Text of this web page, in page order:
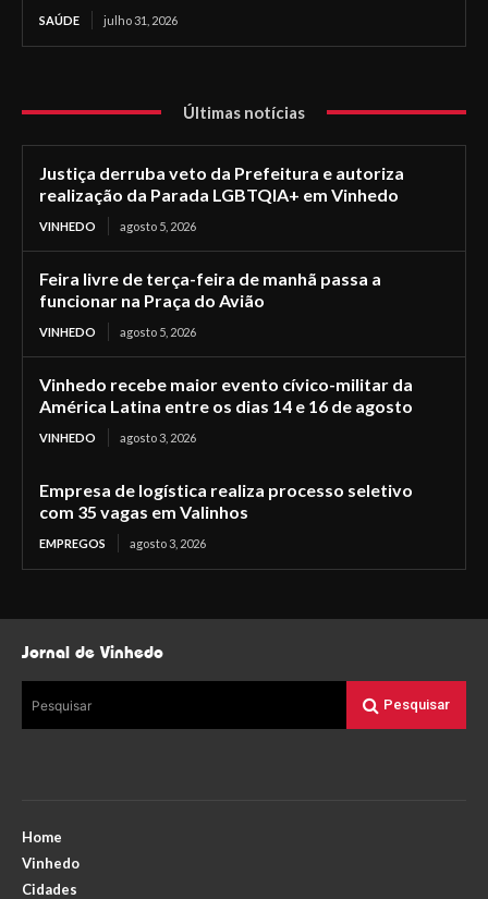
SAÚDE julho 31, 2026
Últimas notícias
Justiça derruba veto da Prefeitura e autoriza
realização da Parada LGBTQIA+ em Vinhedo
VINHEDO agosto 5, 2026
Feira livre de terça-feira de manhã passa a
funcionar na Praça do Avião
VINHEDO agosto 5, 2026
Vinhedo recebe maior evento cívico-militar da
América Latina entre os dias 14 e 16 de agosto
VINHEDO agosto 3, 2026
Empresa de logística realiza processo seletivo
com 35 vagas em Valinhos
EMPREGOS agosto 3, 2026
Jornal de Vinhedo
Pesquisar Pesquisar
Home
Vinhedo
Cidades